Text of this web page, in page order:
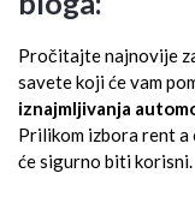
Pročitajte najnovije
savete koji će vam
iznajmljivanja
Prilikom izbora rent
će sigurno biti korisni.